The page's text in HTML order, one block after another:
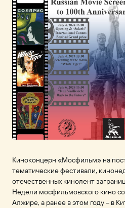
Киноконцерн «Мосфильм» на
тематические фестивали,
отечественных кинолент
Недели мосфильмовского кино
Алжире, а ранее в этом году – в